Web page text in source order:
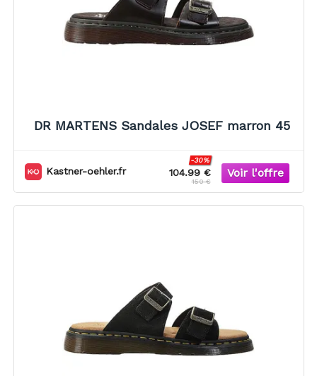
DR MARTENS Sandales JOSEF marron 45
Kastner-oehler.fr 104.99 €
-30%
150 €